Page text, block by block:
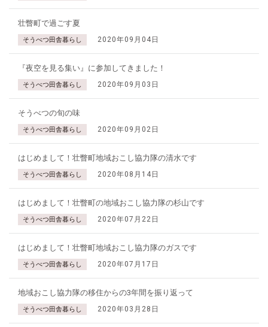
壮瞥町で過ごす夏
そうべつ田舎暮らし 2020年09月04日
『夜空を見る集い』に参加してきました！
そうべつ田舎暮らし 2020年09月03日
そうべつの旬の味
そうべつ田舎暮らし 2020年09月02日
はじめまして！壮瞥町地域おこし協力隊の清水です
そうべつ田舎暮らし 2020年08月14日
はじめまして！壮瞥町の地域おこし協力隊の杉山です
そうべつ田舎暮らし 2020年07月22日
はじめまして！壮瞥町地域おこし協力隊のガスです
そうべつ田舎暮らし 2020年07月17日
地域おこし協力隊の移住からの3年間を振り返って
そうべつ田舎暮らし 2020年03月28日